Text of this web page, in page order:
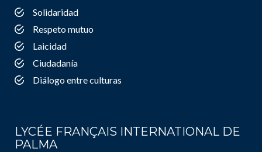
Solidaridad
Respeto mutuo
Laicidad
Ciudadanía
Diálogo entre culturas
LYCÉE FRANÇAIS INTERNATIONAL DE
PALMA